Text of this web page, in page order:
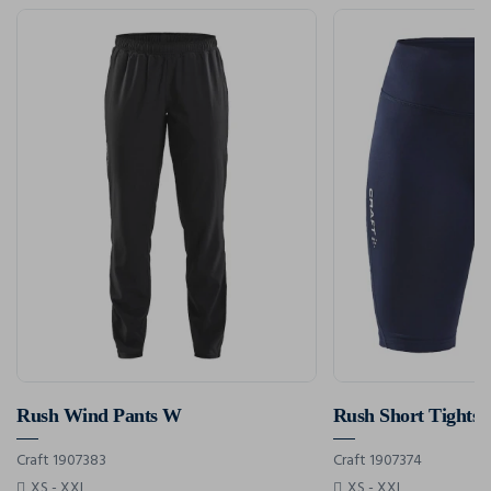
Rush Wind Pants W
Craft 1907383
Rush Short Tights
Craft 1907374